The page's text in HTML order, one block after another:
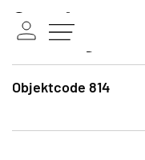
Objektcode 814